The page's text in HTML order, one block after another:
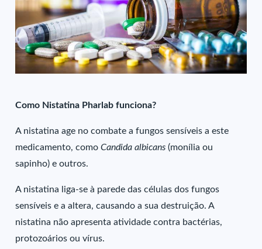
Como Nistatina Pharlab funciona?
A nistatina age no combate a fungos sensíveis a este
medicamento, comoCandida albicans (monília ou
sapinho) e outros.
A nistatina liga-se à parede das células dos fungos
sensíveis e a altera, causando a sua destruição. A
nistatina não apresenta atividade contra bactérias,
protozoários ou vírus.